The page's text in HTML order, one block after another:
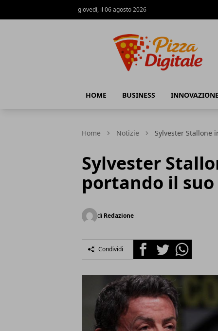
giovedì, il 06 agosto 2026
HOME BUSINESS INNOVAZIONE
Home Notizie Sylvester Stallone
Sylvester
portando il
di Redazione
Condividi FacebookTwitterWhatsapp